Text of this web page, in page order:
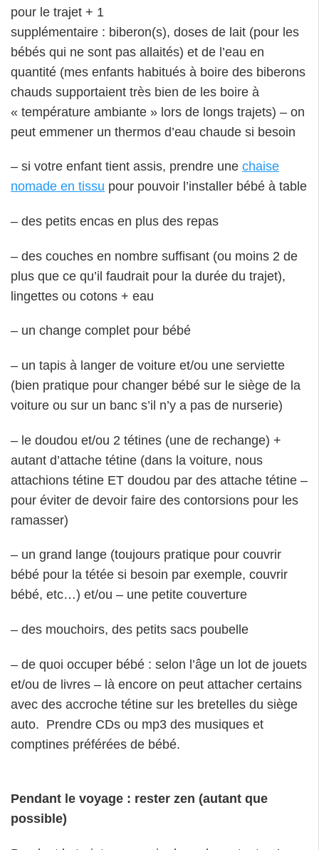
pour le trajet + 1
supplémentaire : biberon(s), doses de lait (pour les
bébés qui ne sont pas allaités) et de l’eau en
quantité (mes enfants habitués à boire des biberons
chauds supportaient très bien de les boire à
« température ambiante » lors de longs trajets) – on
peut emmener un thermos d’eau chaude si besoin
– si votre enfant tient assis, prendre une chaise
nomade en tissu pour pouvoir l’installer bébé à table
– des petits encas en plus des repas
– des couches en nombre suffisant (ou moins 2 de
plus que ce qu’il faudrait pour la durée du trajet),
lingettes ou cotons + eau
– un change complet pour bébé
– un tapis à langer de voiture et/ou une serviette
(bien pratique pour changer bébé sur le siège de la
voiture ou sur un banc s’il n’y a pas de nurserie)
– le doudou et/ou 2 tétines (une de rechange) +
autant d’attache tétine (dans la voiture, nous
attachions tétine ET doudou par des attache tétine –
pour éviter de devoir faire des contorsions pour les
ramasser)
– un grand lange (toujours pratique pour couvrir
bébé pour la tétée si besoin par exemple, couvrir
bébé, etc…) et/ou – une petite couverture
– des mouchoirs, des petits sacs poubelle
– de quoi occuper bébé : selon l’âge un lot de jouets
et/ou de livres – là encore on peut attacher certains
avec des accroche tétine sur les bretelles du siège
auto. Prendre CDs ou mp3 des musiques et
comptines préférées de bébé.
Pendant le voyage : rester zen (autant que
possible)